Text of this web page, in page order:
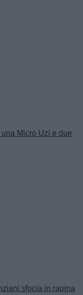
Micro Uzi e due
sfocia in rapina